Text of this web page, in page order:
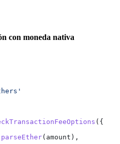
con moneda nativa
({
parseEther( amount ),